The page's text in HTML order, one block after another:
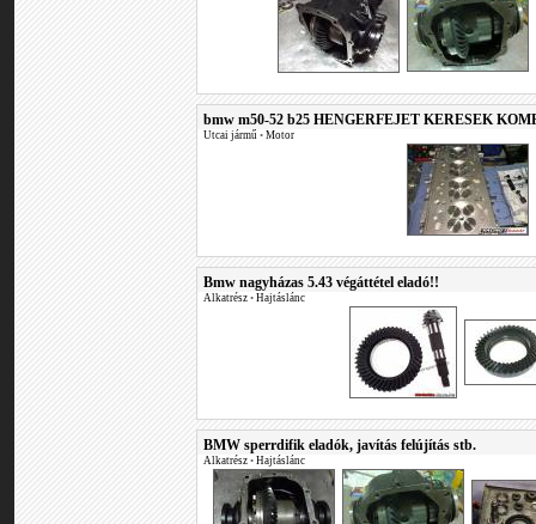
bmw m50-52 b25 HENGERFEJET KERESEK
Utcai jármű • Motor
Bmw nagyházas 5.43 végáttétel eladó!!
Alkatrész • Hajtáslánc
BMW sperrdifik eladók, javítás felújítás stb.
Alkatrész • Hajtáslánc